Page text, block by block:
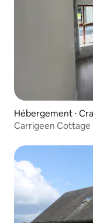
Hébergement ⋅
Carrigeen Cottage